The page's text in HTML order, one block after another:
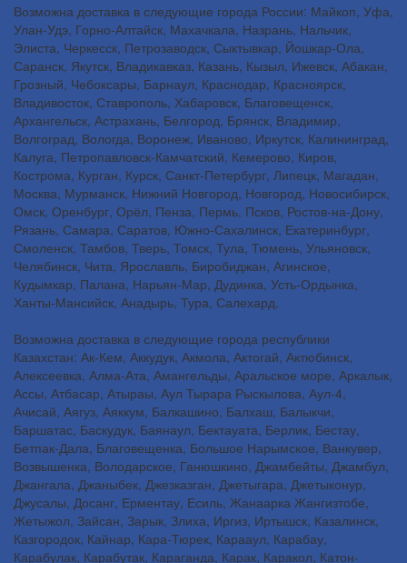
Возможна доставка в следующие города России: Майкоп, Уфа,
Улан-Удэ, Горно-Алтайск, Махачкала, Назрань, Нальчик,
Элиста, Черкесск, Петрозаводск, Сыктывкар, Йошкар-Ола,
Саранск, Якутск, Владикавказ, Казань, Кызыл, Ижевск, Абакан,
Грозный, Чебоксары, Барнаул, Краснодар, Красноярск,
Владивосток, Ставрополь, Хабаровск, Благовещенск,
Архангельск, Астрахань, Белгород, Брянск, Владимир,
Волгоград, Вологда, Воронеж, Иваново, Иркутск, Калининград,
Калуга, Петропавловск-Камчатский, Кемерово, Киров,
Кострома, Курган, Курск, Санкт-Петербург, Липецк, Магадан,
Москва, Мурманск, Нижний Новгород, Новгород, Новосибирск,
Омск, Оренбург, Орёл, Пенза, Пермь, Псков, Ростов-на-Дону,
Рязань, Самара, Саратов, Южно-Сахалинск, Екатеринбург,
Смоленск, Тамбов, Тверь, Томск, Тула, Тюмень, Ульяновск,
Челябинск, Чита, Ярославль, Биробиджан, Агинское,
Кудымкар, Палана, Нарьян-Мар, Дудинка, Усть-Ордынка,
Ханты-Мансийск, Анадырь, Тура, Салехард.
Возможна доставка в следующие города республики
Казахстан: Ак-Кем, Аккудук, Акмола, Актогай, Актюбинск,
Алексеевка, Алма-Ата, Амангельды, Аральское море, Аркалык,
Ассы, Атбасар, Атыраы, Аул Тырара Рыскылова, Аул-4,
Ачисай, Аягуз, Аяккум, Балкашино, Балхаш, Балыкчи,
Баршатас, Баскудук, Баянаул, Бектауата, Берлик, Бестау,
Бетпак-Дала, Благовещенка, Большое Нарымское, Ванкувер,
Возвышенка, Володарское, Ганюшкино, Джамбейты, Джамбул,
Джангала, Джаныбек, Джезказган, Джетыгара, Джетыконур,
Джусалы, Досанг, Ерментау, Есиль, Жанаарка Жангизтобе,
Жетыжол, Зайсан, Зарык, Злиха, Иргиз, Иртышск, Казалинск,
Казгородок, Кайнар, Кара-Тюрек, Карааул, Карабау,
Карабулак, Карабутак, Караганда, Карак, Каракол, Катон-